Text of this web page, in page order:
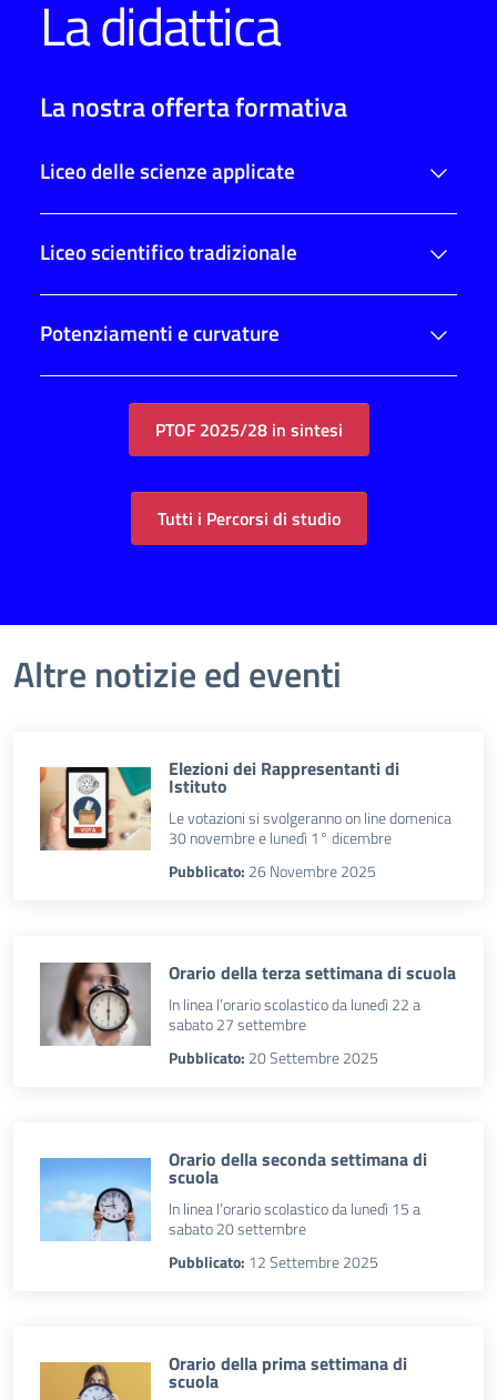
La didattica
La nostra offerta formativa
Liceo delle scienze applicate
Liceo scientifico tradizionale
Potenziamenti e curvature
PTOF 2025/28 in sintesi
Tutti i Percorsi di studio
Altre notizie ed eventi
Elezioni dei Rappresentanti di
Istituto
Le votazioni si svolgeranno on line domenica
30 novembre e lunedì 1° dicembre
Pubblicato: 26 Novembre 2025
Orario della terza settimana di scuola
In linea l’orario scolastico da lunedì 22 a
sabato 27 settembre
Pubblicato: 20 Settembre 2025
Orario della seconda settimana di
scuola
In linea l’orario scolastico da lunedì 15 a
sabato 20 settembre
Pubblicato: 12 Settembre 2025
Orario della prima settimana di
scuola